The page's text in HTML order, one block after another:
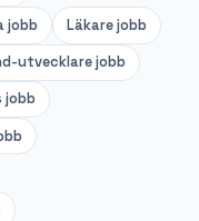
jobb Läkarejobb
utvecklarejobb
jobb